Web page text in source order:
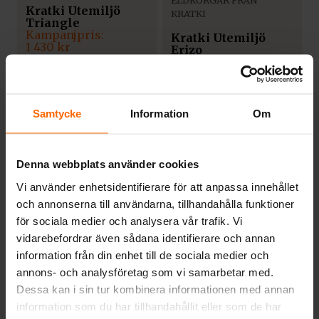
Samtycke Information Om
Denna webbplats använder cookies
Vi använder enhetsidentifierare för att anpassa innehållet
och annonserna till användarna, tillhandahålla funktioner
för sociala medier och analysera vår trafik. Vi
vidarebefordrar även sådana identifierare och annan
information från din enhet till de sociala medier och
annons- och analysföretag som vi samarbetar med.
Dessa kan i sin tur kombinera informationen med annan
information som du har tillhandahållit eller som de har
Kratki Utemiljö
Triangle
Det
ursprungliga
priset
1 430kr
Det
nuvarande
priset
KRATKI
Kratki Utemiljö
Erizo
2 872kr
KRATKI
Kratki Utemiljö
Goblet
Det
ursprungliga
priset
Det
nuvarande
priset
ELDKORGAR FRÅN
KRATKI
Kratki Utemiljö
Pylos
Det
ursprungliga
priset
var:
2 080kr
Det
nuvarande
priset
är: